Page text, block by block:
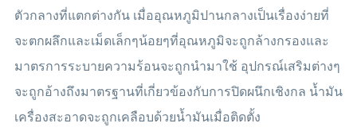
ตัวกลางที่แตกต่างกัน เมื่ออุณหภูมิปานกลางเป็นเรื่องง่ายที่
จะตกผลึกและเม็ดเล็กๆน้อยๆที่อุณหภูมิจะถูกล้างกรองและ
มาตรการระบายความร้อนจะถูกนำมาใช้ อุปกรณ์เสริมต่างๆ
จะถูกอ้างถึงมาตรฐานที่เกี่ยวข้องกับการปิดผนึกเชิงกล น้ำมัน
เครื่องสะอาดจะถูกเคลือบด้วยน้ำมันเมื่อติดตั้ง